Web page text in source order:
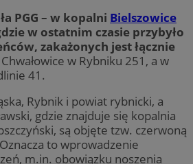
PGG – w kopalni Bielszowice
w ostatnim czasie przybyło
zakażonych jest łącznie
w Rybniku 251, a w
41.
Rybnik i powiat rybnicki, a
gdzie znajduje się kopalnia
są objęte tzw. czerwoną
to wprowadzenie
m.in. obowiązku noszenia